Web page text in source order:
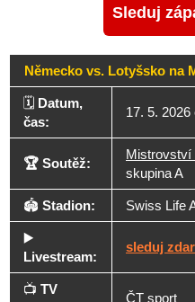
Sleduj
Německo vs. Lotyšsko na
🗓️ Datum,
čas:
17. 5. 2026
🏆 Soutěž:
Mistrovství
skupina A
🏟️ Stadion: Swiss Life
▶️
Livestream:
sleduj
📺 TV
ČT sport